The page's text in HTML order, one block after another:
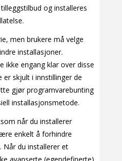
og installeres
men brukere må velge
installasjoner.
ikke engang klar over disse
skjult i innstillinger de
gjør programvarebunting
installasjonsmetode.
når du installerer
enkelt å forhindre
Når du installerer et